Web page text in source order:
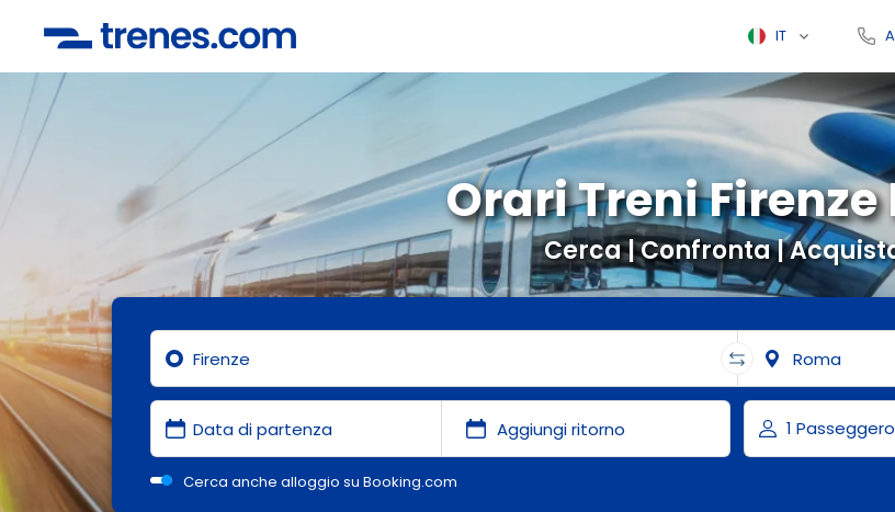
IT
Cerca | Confronta |
Orari Treni Firenze
Cerca anche alloggio su Booking.com